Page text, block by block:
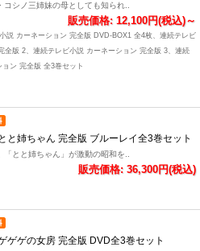
シノ三姉妹の母としても知られ..
販売価格: 12,100円(税込)～
説 カーネーション 完全版 DVD-BOX1 全4枚、連続テレビ
全版 2、連続テレビ小説 カーネーション 完全版 3、連続
ン 完全版 全3巻セット
と姉ちゃん 完全版 ブルーレイ全3巻セット
とと姉ちゃん」が激動の昭和を..
販売価格: 36,300円(税込)
ゲゲの女房 完全版 DVD全3巻セット